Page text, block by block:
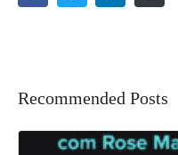
Recommended Posts